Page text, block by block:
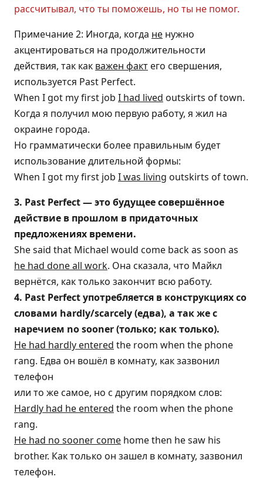
рассчитывал, что ты поможешь, но ты не помог.
Примечание 2: Иногда, когда не нужно
акцентироваться на продолжительности
действия, так как важен фактего свершения,
используется Past Perfect.
When I got my first job I had lived outskirts of town.
Когда я получил мою первую работу, я жил на
окраине города.
Но грамматически более правильным будет
использование длительной формы:
When I got my first job I was living outskirts of town.
3. Past Perfect — это будущее совершённое
действие в прошлом в придаточных
предложениях времени.
She said that Michael would come back as soon as
he had done all work. Она сказала, что Майкл
вернётся, как только закончит всю работу.
4. Past Perfect употребляется в конструкциях со
словами hardly/scarcely (едва), а так же с
наречием no sooner (только; как только).
He had hardly entered the room when the phone
rang. Едва он вошёл в комнату, как зазвонил
телефон
или то же самое, но с другим порядком слов:
Hardly had he entered the room when the phone
rang.
He had no sooner come home then he saw his
brother. Как только он зашел в комнату, зазвонил
телефон.